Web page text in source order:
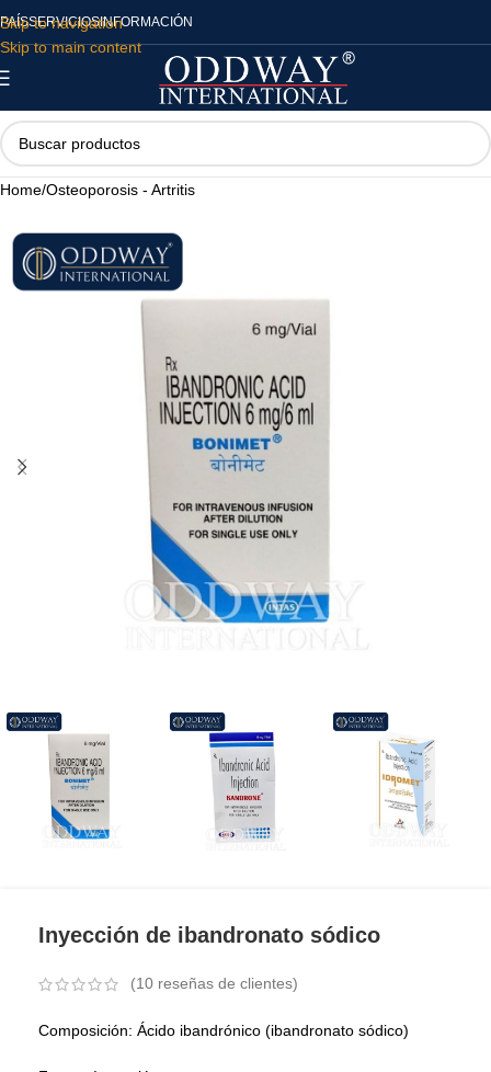
Skip to navigation
Skip to main content
PAÍSSERVICIOSINFORMACIÓN
Home/Osteoporosis - Artritis
Inyección de ibandronato sódico
(10 reseñas de clientes)
Composición: Ácido ibandrónico (ibandronato sódico)